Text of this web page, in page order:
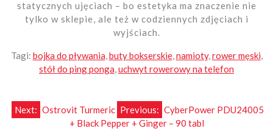
statycznych ujęciach – bo estetyka ma znaczenie nie
tylko w sklepie, ale też w codziennych zdjęciach i
wyjściach.
Tagi: bojka do pływania,buty bokserskie,namioty,rower męski,
stół do ping ponga,uchwyt rowerowy na telefon
Nawigacja
Previous: CyberPower PDU24005
Next: Ostrovit Turmeric
+ Black Pepper + Ginger – 90 tabl